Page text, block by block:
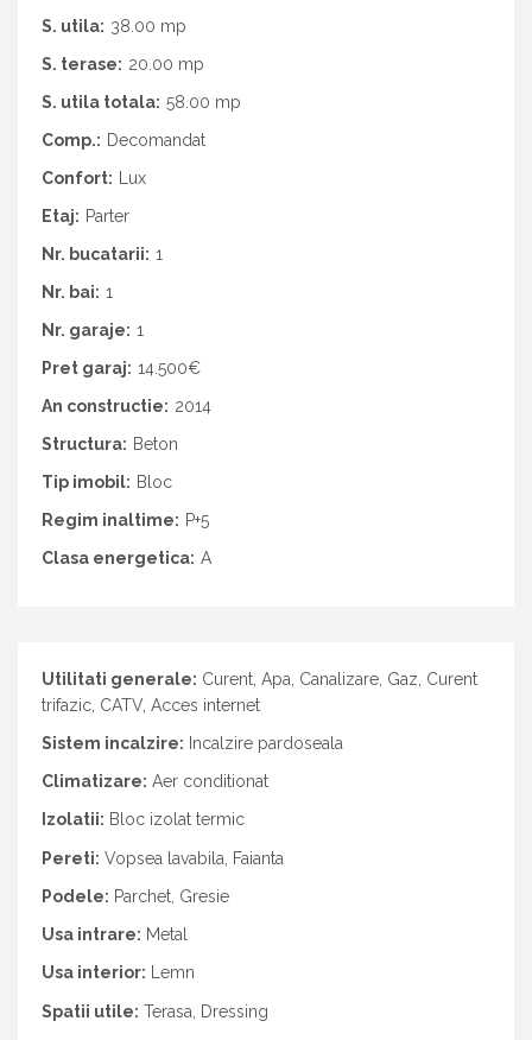
S. utila: 38.00 mp
S. terase: 20.00 mp
S. utila totala: 58.00 mp
Comp.: Decomandat
Confort:
Lux
Etaj: Parter
Nr. bucatarii: 1
Nr. bai: 1
Nr. garaje: 1
Pret garaj: 14.500€
An constructie: 2014
Structura: Beton
Tip imobil: Bloc
Regim inaltime: P+5
Clasa energetica: A
Utilitati generale: Curent, Apa, Canalizare, Gaz, Curent
trifazic, CATV, Acces internet
Sistem incalzire: Incalzire pardoseala
Climatizare: Aer conditionat
Izolatii: Bloc izolat termic
Pereti: Vopsea lavabila, Faianta
Podele: Parchet, Gresie
Usa intrare: Metal
Usa interior: Lemn
Spatii utile: Terasa, Dressing